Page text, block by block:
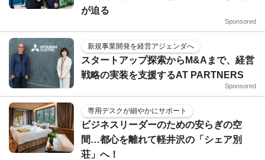
が迫る
Sponsored
新規事業開発を経営アジェンダへ
スタートアップ探索からM&Aまで、経営
戦略の実装を支援するAT PARTNERS
Sponsored
専用デスクが細やかにサポート
ビジネスリーダーのための安らぎの空
間…都心を離れて軽井沢の「シェア別
荘」へ！